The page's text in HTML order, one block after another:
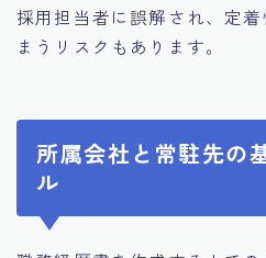
採用担当者に誤解され、定
まうリスクもあります。
所属会社と常駐先の
ル